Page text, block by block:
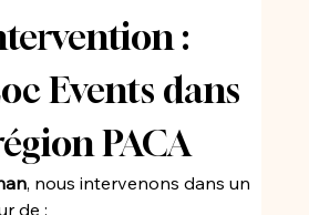
:
Events dans
PACA
, nous intervenons dans un
de :